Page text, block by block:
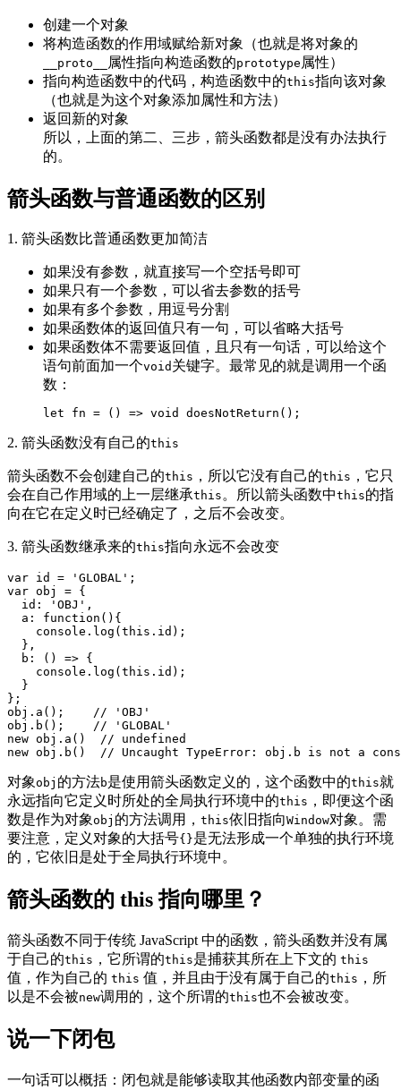
创建一个对象
将构造函数的作用域赋给新对象（也就是将对象的
__proto__ 属性指向构造函数的prototype 属性）
指向构造函数中的代码，构造函数中的this指向该对象
（也就是为这个对象添加属性和方法）
返回新的对象
所以，上面的第二、三步，箭头函数都是没有办法执行
的。
箭头函数与普通函数的区别
1. 箭头函数比普通函数更加简洁
如果没有参数，就直接写一个空括号即可
如果只有一个参数，可以省去参数的括号
如果有多个参数，用逗号分割
如果函数体的返回值只有一句，可以省略大括号
如果函数体不需要返回值，且只有一句话，可以给这个
语句前面加一个void 关键字。最常见的就是调用一个函
数：
2. 箭头函数没有自己的this
箭头函数不会创建自己的this ，所以它没有自己的this ，它只
会在自己作用域的上一层继承this。所以箭头函数中this的指
向在它在定义时已经确定了，之后不会改变。
3. 箭头函数继承来的this指向永远不会改变
var id = 'GLOBAL';
var obj = {
  id: 'OBJ',
  a: function(){
    console.log(this.id);
  },
  b: () => {
    console.log(this.id);
  }
};
obj.a();    // 'OBJ'
obj.b();    // 'GLOBAL'
new obj.a()  // undefined
对象obj 的方法b是使用箭头函数定义的，这个函数中的this就
永远指向它定义时所处的全局执行环境中的this ，即便这个函
数是作为对象obj 的方法调用， this依旧指向Window对象。需
要注意，定义对象的大括号{}是无法形成一个单独的执行环境
的，它依旧是处于全局执行环境中。
箭头函数的 this 指向哪⾥？
箭头函数不同于传统 JavaScript 中的函数，箭头函数并没有属
于⾃⼰的this ，它所谓的this是捕获其所在上下⽂的 this
值，作为⾃⼰的 this 值，并且由于没有属于⾃⼰的this ，所
以是不会被new调⽤的，这个所谓的this也不会被改变。
说一下闭包
一句话可以概括：闭包就是能够读取其他函数内部变量的函